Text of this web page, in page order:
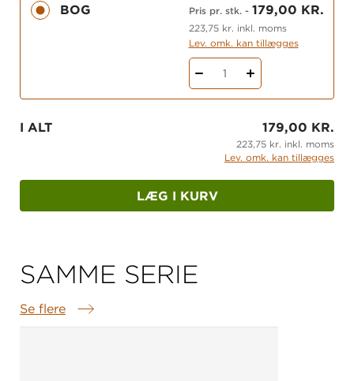
BOG Pris pr. stk.- 179,00 KR.
223,75 kr. inkl. moms
Lev. omk. kan tillægges
1
I ALT 179,00 KR.
223,75 kr. inkl. moms
Lev. omk. kan tillægges
LÆG I KURV
SAMME SERIE
Se flere
Samme serie